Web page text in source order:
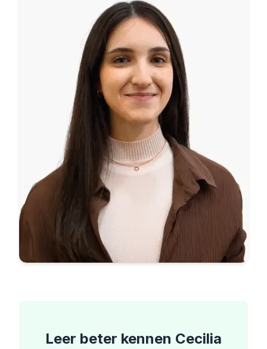
Leer beter kennen Cecilia